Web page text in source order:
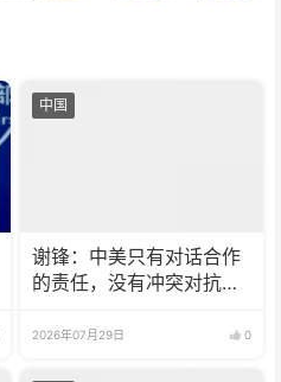
中国
谢锋：中美只有对话合作
的责任，没有冲突对抗的
2026年07月29日 0